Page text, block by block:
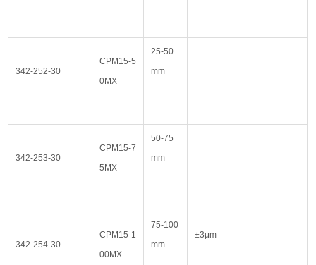
342-252-30
CPM15-5
0MX
25-50
mm
342-253-30
CPM15-7
5MX
50-75
mm
342-254-30
CPM15-1
00MX
75-100
mm
±3μm